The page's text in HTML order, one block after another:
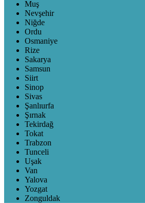
Muş
Nevşehir
Niğde
Ordu
Osmaniye
Rize
Sakarya
Samsun
Siirt
Sinop
Sivas
Şanlıurfa
Şırnak
Tekirdağ
Tokat
Trabzon
Tunceli
Uşak
Van
Yalova
Yozgat
Zonguldak